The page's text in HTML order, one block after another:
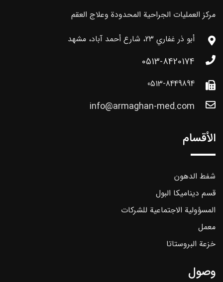
مركز العمليات الجراحية المحدودة وعلاج العقم
أبو ذر غفاري 23، شارع أحمد آباد، مشهد
0513-8420174
0513-8449894
info@armaghan-med.com
الأقسام
شفط الدهون
قسم ديناميكا البول
المسؤولية الاجتماعية للشركات
معمل
خزعة البروستاتا
وصول